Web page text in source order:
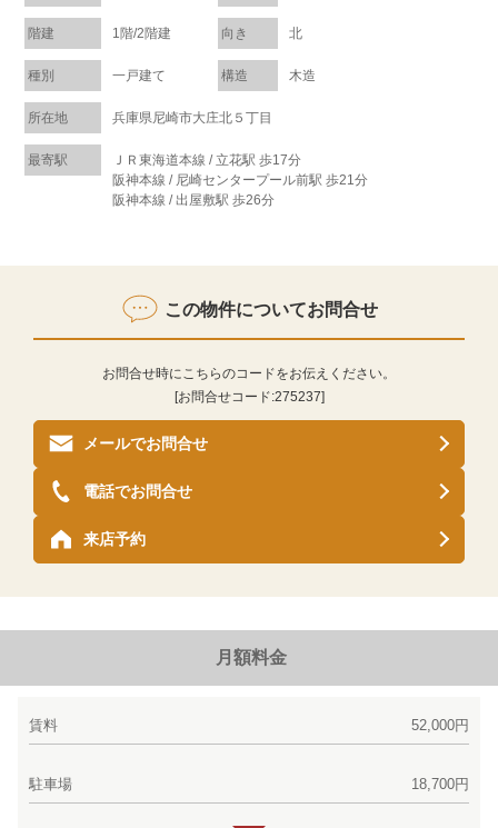
階建 1階/2階建 向き 北
種別 一戸建て 構造 木造
所在地 兵庫県尼崎市大庄北５丁目
最寄駅
ＪＲ東海道本線 / 立花駅 歩17分
阪神本線 / 尼崎センタープール前駅 歩21分
阪神本線 / 出屋敷駅 歩26分
この物件についてお問合せ
お問合せ時にこちらのコードをお伝えください。
[お問合せコード:275237]
メールでお問合せ
来店予約
電話でお問合せ
月額料金
賃料 52,000円
駐車場 18,700円